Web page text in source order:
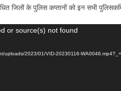
जिलों के पुलिस कप्तानों को इन सभी
or source(s) not found
uploads/2023/01/VID-20230116-